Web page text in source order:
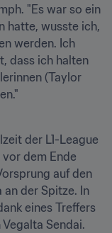
"Es war so ein
hatte, wusste ich,
werden. Ich
dass ich halten
(Taylor
der L1-League
dem Ende
auf den
an der Spitze. In
eines Treffers
Sendai.